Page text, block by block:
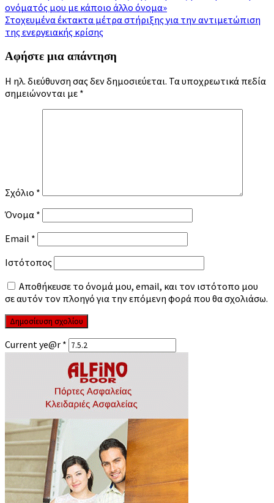
άρθρων
ονόματός μου με κάποιο άλλο όνομα»
Στοχευμένα έκτακτα μέτρα στήριξης για την αντιμετώπιση
της ενεργειακής κρίσης
Αφήστε μια απάντηση
Η ηλ. διεύθυνση σας δεν δημοσιεύεται. Τα υποχρεωτικά πεδία
σημειώνονται με *
Σχόλιο *
Όνομα *
Email *
Ιστότοπος
Αποθήκευσε το όνομά μου, email, και τον ιστότοπο μου
σε αυτόν τον πλοηγό για την επόμενη φορά που θα σχολιάσω.
Current ye@r *